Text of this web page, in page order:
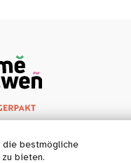
die bestmögliche
bieten.